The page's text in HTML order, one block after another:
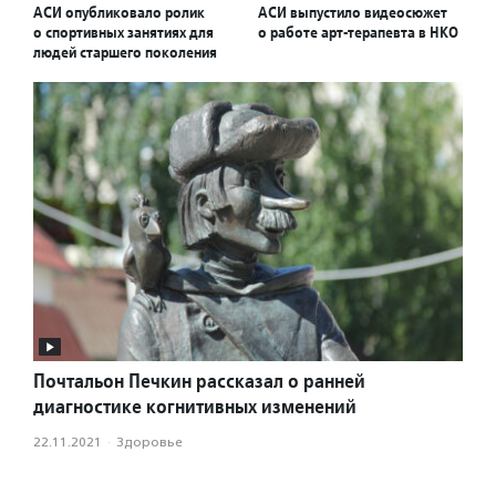
АСИ опубликовало ролик
о спортивных занятиях для
людей старшего поколения
АСИ выпустило видеосюжет
о работе арт-терапевта в НКО
Почтальон Печкин рассказал о ранней
диагностике когнитивных изменений
22.11.2021 · Здоровье